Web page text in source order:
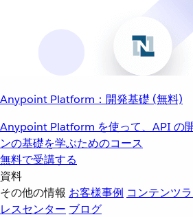
Anypoint Platform：開発基礎 (無料)
Anypoint Platform を使って、API の
ンの基礎を学ぶためのコース
無料で受講する
資料
その他の情報 お客様事例 コンテンツ
レスセンター ブログ